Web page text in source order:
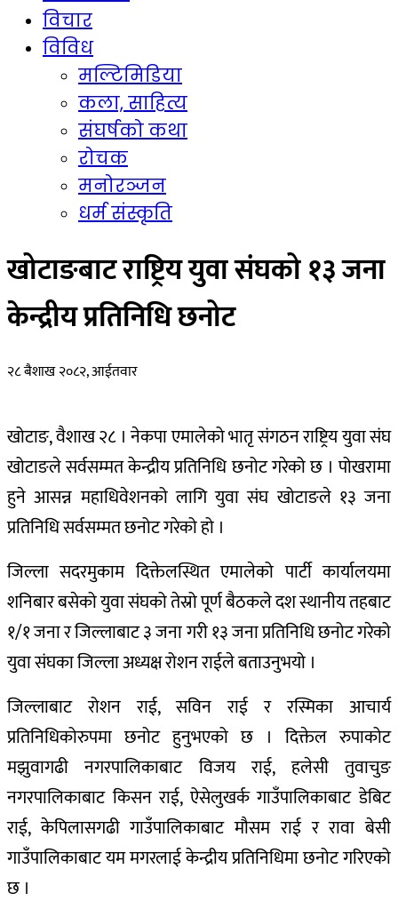
विचार
विविध
मल्टिमिडिया
कला, साहित्य
संघर्षको कथा
रोचक
मनोरञ्जन
धर्म संस्कृति
खोटाङबाट राष्ट्रिय युवा संघको १३ जना
केन्द्रीय प्रतिनिधि छनोट
२८ बैशाख २०८२, आईतवार
खोटाङ, वैशाख २८ । नेकपा एमालेको भातृ संगठन राष्ट्रिय युवा संघ
खोटाङले सर्वसम्मत केन्द्रीय प्रतिनिधि छनोट गरेको छ । पोखरामा
हुने आसन्न महाधिवेशनको लागि युवा संघ खोटाङले १३ जना
प्रतिनिधि सर्वसम्मत छनोट गरेको हो ।
जिल्ला सदरमुकाम दिक्तेलस्थित एमालेको पार्टी कार्यालयमा
शनिबार बसेको युवा संघको तेस्रो पूर्ण बैठकले दश स्थानीय तहबाट
१/१ जना र जिल्लाबाट ३ जना गरी १३ जना प्रतिनिधि छनोट गरेको
युवा संघका जिल्ला अध्यक्ष रोशन राईले बताउनुभयो ।
जिल्लाबाट रोशन राई, सविन राई र रस्मिका आचार्य
प्रतिनिधिकोरुपमा छनोट हुनुभएको छ । दिक्तेल रुपाकोट
मझुवागढी नगरपालिकाबाट विजय राई, हलेसी तुवाचुङ
नगरपालिकाबाट किसन राई, ऐसेलुखर्क गाउँपालिकाबाट डेबिट
राई, केपिलासगढी गाउँपालिकाबाट मौसम राई र रावा बेसी
गाउँपालिकाबाट यम मगरलाई केन्द्रीय प्रतिनिधिमा छनोट गरिएको
छ ।